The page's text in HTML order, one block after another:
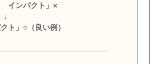
インパクト」×
ト」○（良い例）